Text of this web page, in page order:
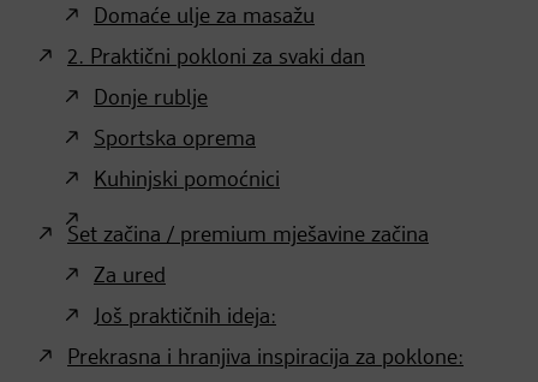
Domaće ulje za masažu
2. Praktični pokloni za svaki dan
Donje rublje
Sportska oprema
Kuhinjski pomoćnici
Set začina / premium mješavine začina
Za ured
Još praktičnih ideja:
Prekrasna i hranjiva inspiracija za poklone: